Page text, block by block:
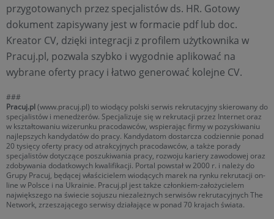
przygotowanych przez specjalistów ds. HR. Gotowy
dokument zapisywany jest w formacie pdf lub doc.
Kreator CV, dzięki integracji z profilem użytkownika w
Pracuj.pl, pozwala szybko i wygodnie aplikować na
wybrane oferty pracy i łatwo generować kolejne CV.
###
Pracuj.pl(www.pracuj.pl) to wiodący polski serwis rekrutacyjny skierowany do
specjalistów i menedżerów. Specjalizuje się w rekrutacji przez Internet oraz
w kształtowaniu wizerunku pracodawców, wspierając firmy w pozyskiwaniu
najlepszych kandydatów do pracy. Kandydatom dostarcza codziennie ponad
20 tysięcy oferty pracy od atrakcyjnych pracodawców, a także porady
specjalistów dotyczące poszukiwania pracy, rozwoju kariery zawodowej oraz
zdobywania dodatkowych kwalifikacji. Portal powstał w 2000 r. i należy do
Grupy Pracuj, będącej właścicielem wiodących marek na rynku rekrutacji on-
line w Polsce i na Ukrainie. Pracuj.pl jest także członkiem-założycielem
największego na świecie sojuszu niezależnych serwisów rekrutacyjnych The
Network, zrzeszającego serwisy działające w ponad 70 krajach świata.